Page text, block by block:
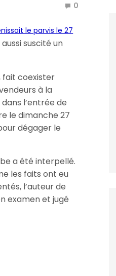
0
le parvis le 27
suscité un
fait coexister
à la
l’entrée de
le dimanche 27
dégager le
a été interpellé.
les faits ont eu
l’auteur de
examen et jugé